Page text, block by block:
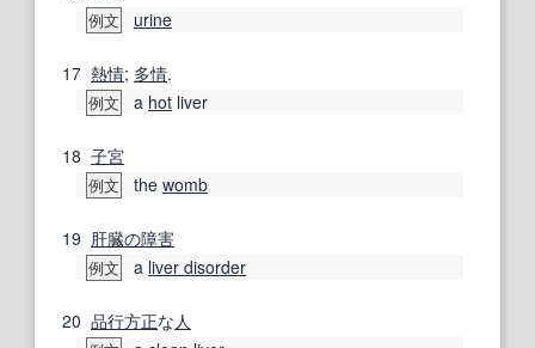
例文 urine
17 熱情; 多情.
例文 a hot liver
18 子宮
例文 the womb
19 肝臓の障害
例文 a liver disorder
20 品行方正な人